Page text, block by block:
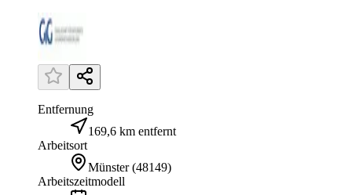
Entfernung
169,6 km entfernt
Arbeitsort
Münster (48149)
Arbeitszeitmodell